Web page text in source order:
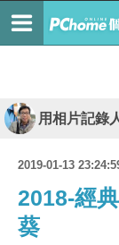
用相片記錄
2019-01-13
2018-經
葵